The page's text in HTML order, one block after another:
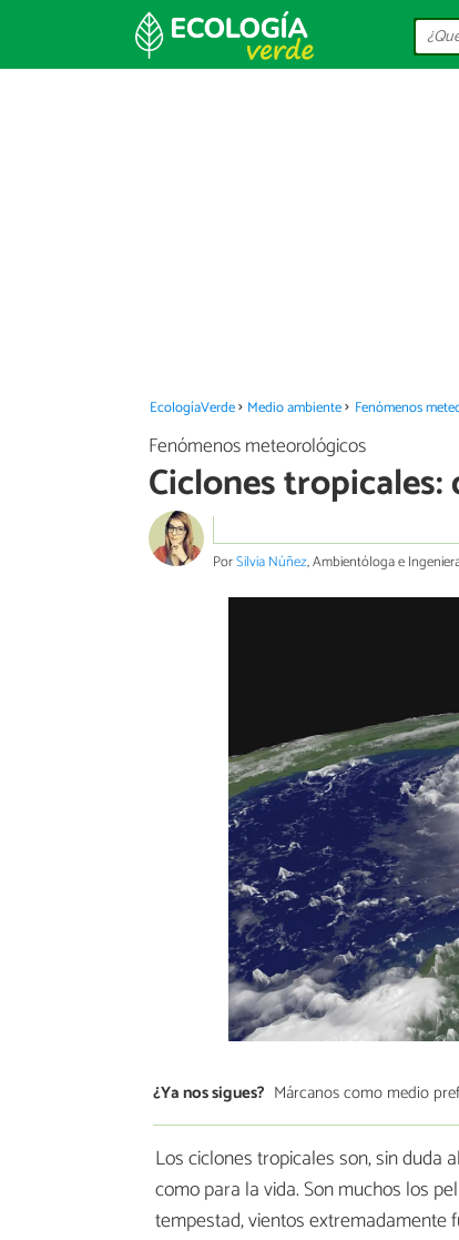
EcologíaVerde Medio ambiente Fenómenos
Fenómenos meteorológicos
Ciclones
PorSilvia Núñez, Ambientóloga e
¿Ya nos sigues? Márcanos como medio
Los ciclones tropicales son, sin duda
como para la vida. Son muchos los
tempestad, vientos extremadamente